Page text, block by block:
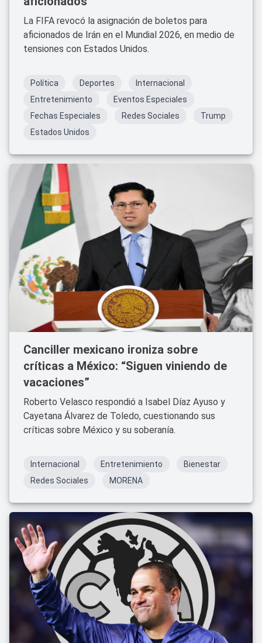
La FIFA revocó la asignación de boletos para
aficionados de Irán en el Mundial 2026, en medio de
tensiones con Estados Unidos.
Política Deportes
Internacional
Entretenimiento
Eventos Especiales
Fechas Especiales
Redes Sociales
Trump
Estados Unidos
Canciller mexicano ironiza sobre
críticas a México: “Siguen viniendo de
vacaciones”
Roberto Velasco respondió a Isabel Díaz Ayuso y
Cayetana Álvarez de Toledo, cuestionando sus
críticas sobre México y su soberanía.
Internacional Entretenimiento
Bienestar
Redes Sociales
MORENA